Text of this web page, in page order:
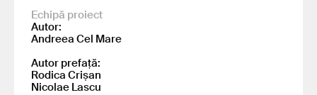
Echipă proiect
Autor:
Andreea Cel Mare
Autor prefață:
Rodica Crișan
Nicolae Lascu